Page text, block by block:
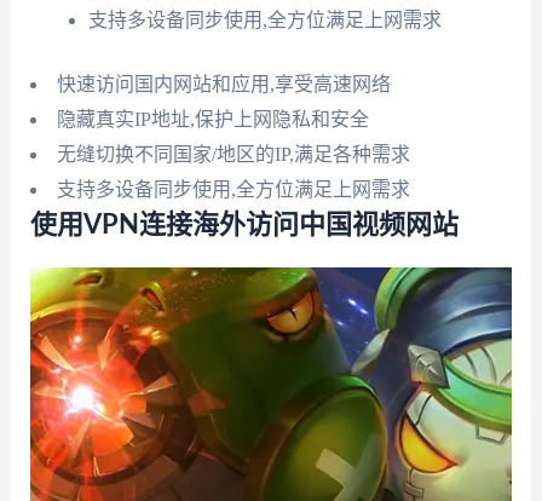
支持多设备同步使用,全方位满足上网需求
快速访问国内网站和应用,享受高速网络
隐藏真实IP地址,保护上网隐私和安全
无缝切换不同国家/地区的IP,满足各种需求
支持多设备同步使用,全方位满足上网需求
使用VPN连接海外访问中国视频网站